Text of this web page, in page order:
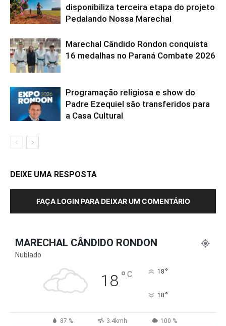
disponibiliza terceira etapa do projeto
Pedalando Nossa Marechal
Marechal Cândido Rondon conquista
16 medalhas no Paraná Combate 2026
Programação religiosa e show do
Padre Ezequiel são transferidos para
a Casa Cultural
DEIXE UMA RESPOSTA
FAÇA LOGIN PARA DEIXAR UM COMENTÁRIO
MARECHAL CÂNDIDO RONDON
Nublado
18 ° C 18 °
18 °
87 % 3.4kmh 100 %